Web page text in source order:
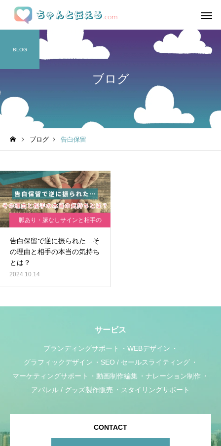
ブログ
BLOG
ブログ 告白保留
脈あり・脈なしサインと相手の
告白保留で逆に振られた…そ
の理由と相手の本当の気持ち
とは？
2024.10.14
サービス
ブランディングサポート
WEBデザイン
グラフィックデザイン
SEO / セールスライティング
マーケティングサポート
動画制作編集
ナレーション制作
アパレル / グッズ製作販売
スタイリングサポート
CONTACT